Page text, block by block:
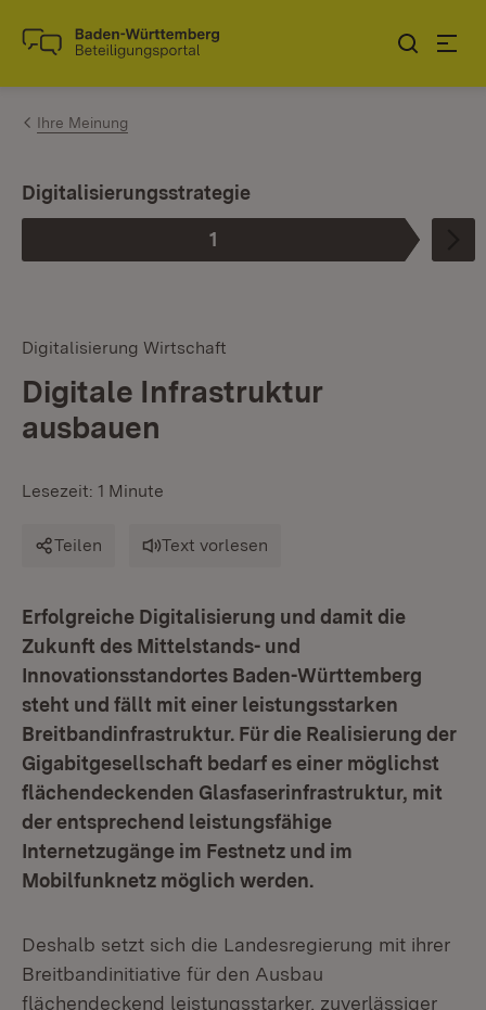
Zum Inhalt springen
Link zur Startseite
Ihre Meinung
Phase
1
:
Digitalisierungsstrategie
Digitalisierung Wirtschaft
Digitale Infrastruktur
ausbauen
Lesezeit: 1 Minute
Teilen Text vorlesen
Erfolgreiche Digitalisierung und damit die
Zukunft des Mittelstands- und
Innovationsstandortes Baden-Württemberg
steht und fällt mit einer leistungsstarken
Breitbandinfrastruktur. Für die Realisierung der
Gigabitgesellschaft bedarf es einer möglichst
flächendeckenden Glasfaserinfrastruktur, mit
der entsprechend leistungsfähige
Internetzugänge im Festnetz und im
Mobilfunknetz möglich werden.
Deshalb setzt sich die Landesregierung mit ihrer
Breitbandinitiative für den Ausbau
flächendeckend leistungsstarker, zuverlässiger